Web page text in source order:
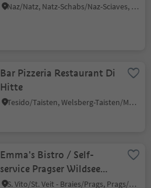
Naz/Natz, Natz-Schabs/Naz-Sciaves, Brixen/Bressanone and environs
Bar Pizzeria Restaurant Di
Hitte
Tesido/Taisten, Welsberg-Taisten/Monguelfo-Tesido
Emma's Bistro / Self-
service Pragser Wildsee
lake
S. Vito/St. Veit - Braies/Prags, Prags/Braies, Dolomites Region 3 Zinnen